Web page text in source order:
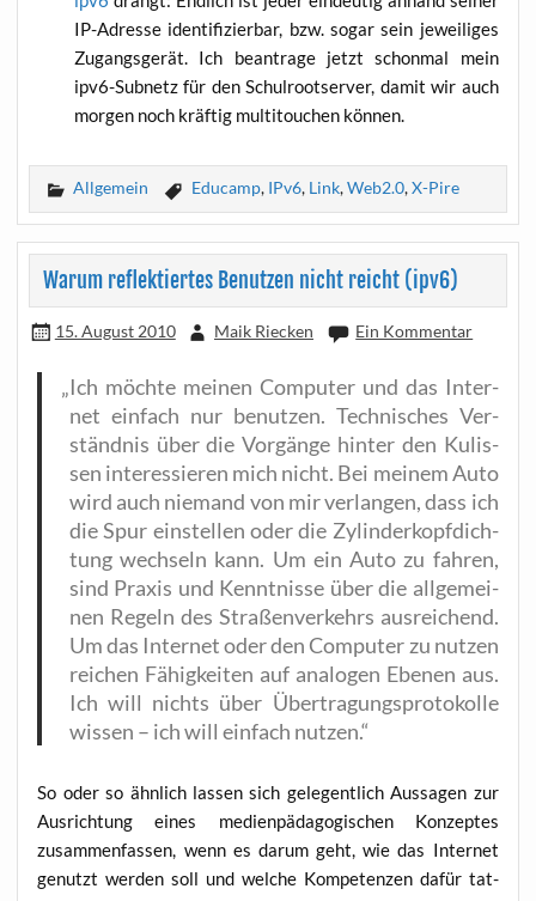
IP-Adres­se iden­ti­fi­zier­bar, bzw. sogar sein jewei­li­ges
Zugangs­ge­rät. Ich bean­tra­ge jetzt schon­mal mein
ipv6-Sub­netz für den Schul­root­ser­ver, damit wir auch
mor­gen noch kräf­tig mul­ti­tou­ch­en können.
Allgemein Educamp, IPv6, Link,Web2.0,X-Pire
Warum reflektiertes Benutzen nicht reicht (ipv6)
15. August 2010 Maik Riecken Ein Kommentar
„Ich möch­te mei­nen Com­pu­ter und das Inter­
net ein­fach nur benut­zen. Tech­ni­sches Ver­
ständ­nis über die Vor­gän­ge hin­ter den Kulis­
sen inter­es­sie­ren mich nicht. Bei mei­nem Auto
wird auch nie­mand von mir ver­lan­gen, dass ich
die Spur ein­stel­len oder die Zylin­der­kopf­dich­
tung wech­seln kann. Um ein Auto zu fah­ren,
sind Pra­xis und Kennt­nis­se über die all­ge­mei­
nen Regeln des Stra­ßen­ver­kehrs aus­rei­chend.
Um das Inter­net oder den Com­pu­ter zu nut­zen
rei­chen Fähig­kei­ten auf ana­lo­gen Ebe­nen aus.
Ich will nichts über Über­tra­gungs­pro­to­kol­le
wis­sen – ich will ein­fach nutzen.“
So oder so ähn­lich las­sen sich gele­gent­lich Aus­sa­gen zur
Aus­rich­tung eines medi­en­päd­ago­gi­schen Kon­zep­tes
zusam­men­fas­sen, wenn es dar­um geht, wie das Inter­net
genutzt wer­den soll und wel­che Kom­pe­ten­zen dafür tat­